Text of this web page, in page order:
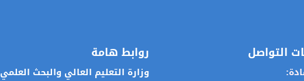
التواصل روابط هامة
وزارة التعليم العالي والبحث العلمي